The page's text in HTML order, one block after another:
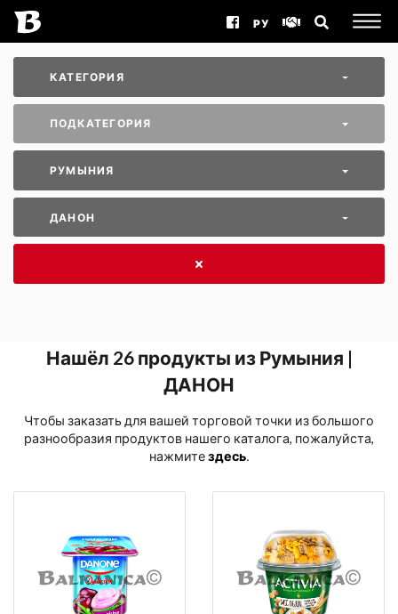
РУ
КАТЕГОРИЯ
ПОДКАТЕГОРИЯ
РУМЫНИЯ
ДАНОН
Нашёл 26продукты из Румыния |
ДАНОН
Чтобы заказать для вашей торговой точки из большого
разнообразия продуктов нашего каталога, пожалуйста,
нажмитездесь․